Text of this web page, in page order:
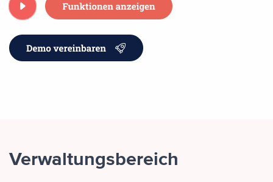
Verwaltungsbereich